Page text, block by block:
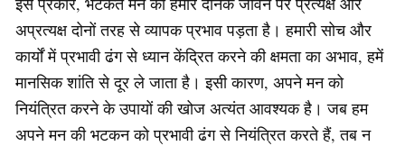
अप्रत्यक्ष दोनों तरह से व्यापक प्रभाव पड़ता है। हमारी सोच और
कार्यों में प्रभावी ढंग से ध्यान केंद्रित करने की क्षमता का अभाव, हमें
मानसिक शांति से दूर ले जाता है। इसी कारण, अपने मन को
नियंत्रित करने के उपायों की खोज अत्यंत आवश्यक है। जब हम
अपने मन की भटकन को प्रभावी ढंग से नियंत्रित करते हैं, तब न